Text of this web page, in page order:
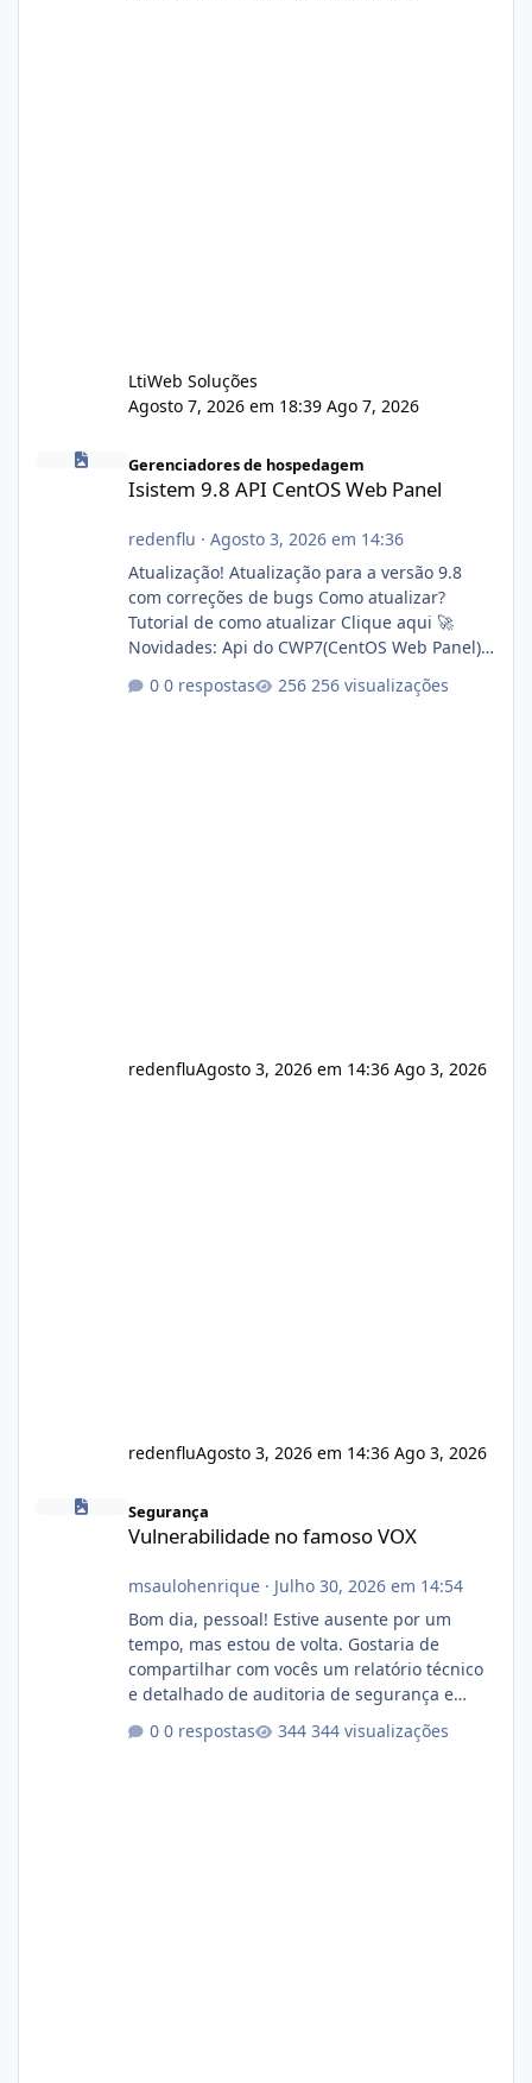
LtiWeb Soluções
Agosto 7, 2026 em 18:39 Ago 7, 2026
Isistem 9.8 API CentOS Web Panel
Gerenciadores de hospedagem
Isistem 9.8 API CentOS Web Panel
redenflu · Agosto 3, 2026 em 14:36
Atualização! Atualização para a versão 9.8
com correções de bugs Como atualizar?
Tutorial de como atualizar Clique aqui 🚀
Novidades: Api do CWP7(CentOS Web Panel)
autorizado a usasr o isistem:
0 respostas 256 visualizações
redenfluAgosto 3, 2026 em 14:36 Ago 3, 2026
redenfluAgosto 3, 2026 em 14:36 Ago 3, 2026
Segurança
Vulnerabilidade no famoso VOX
msaulohenrique· Julho 30, 2026 em 14:54
Bom dia, pessoal! Estive ausente por um
tempo, mas estou de volta. Gostaria de
compartilhar com vocês um relatório técnico
e detalhado de auditoria de segurança e
atualmente em circulação e comercialização
0 respostas 344 visualizações